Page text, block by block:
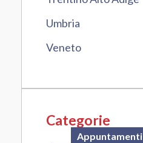
Umbria
Veneto
Categorie
Appuntamenti